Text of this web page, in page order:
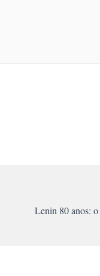
Lenin 80 anos: